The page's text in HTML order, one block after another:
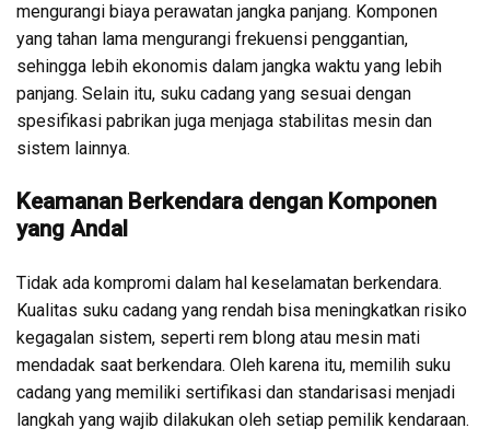
mengurangi biaya perawatan jangka panjang. Komponen
yang tahan lama mengurangi frekuensi penggantian,
sehingga lebih ekonomis dalam jangka waktu yang lebih
panjang. Selain itu, suku cadang yang sesuai dengan
spesifikasi pabrikan juga menjaga stabilitas mesin dan
sistem lainnya.
Keamanan Berkendara dengan Komponen
yang Andal
Tidak ada kompromi dalam hal keselamatan berkendara.
Kualitas suku cadang yang rendah bisa meningkatkan risiko
kegagalan sistem, seperti rem blong atau mesin mati
mendadak saat berkendara. Oleh karena itu, memilih suku
cadang yang memiliki sertifikasi dan standarisasi menjadi
langkah yang wajib dilakukan oleh setiap pemilik kendaraan.